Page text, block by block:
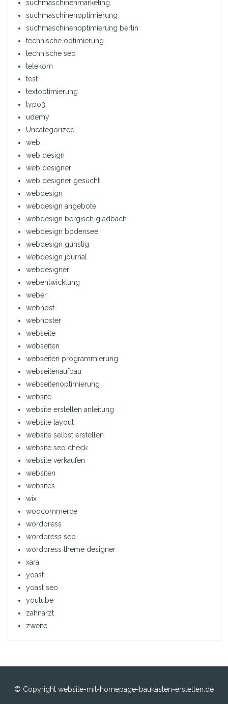
suchmaschinenmarketing
suchmaschinenoptimierung
suchmaschinenoptimierung berlin
technische optimierung
technische seo
telekom
test
textoptimierung
typo3
udemy
Uncategorized
web
web design
web designer
web designer gesucht
webdesign
webdesign angebote
webdesign bergisch gladbach
webdesign bodensee
webdesign günstig
webdesign journal
webdesigner
webentwicklung
weber
webhost
webhoster
webseite
webseiten
webseiten programmierung
webseitenaufbau
webseitenoptimierung
website
website erstellen anleitung
website layout
website selbst erstellen
website seo check
website verkaufen
websiten
websites
wix
woocommerce
wordpress
wordpress seo
wordpress theme designer
xara
yoast
yoast seo
youtube
zahnarzt
zweite
© Copyright website-mit-homepage-baukasten-erstellen.de